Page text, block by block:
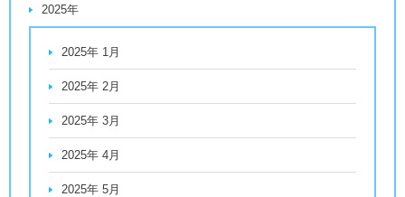
2025年
2025年 1月
2025年 2月
2025年 3月
2025年 4月
2025年 5月